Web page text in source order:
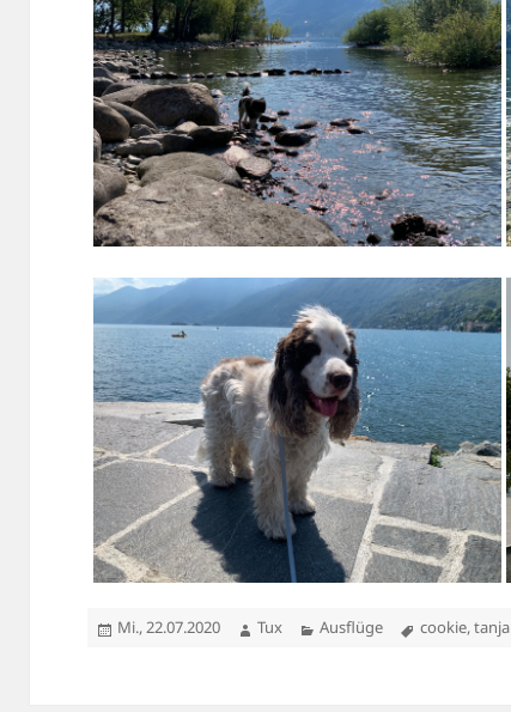
Veröffentlicht
Mi., 22.07.2020 Autor
Tux Kategorien
Ausflüge Schlagwörter
cookie,tanja